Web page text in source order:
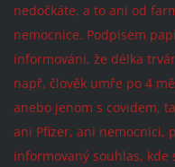
nedočkáte, a to ani od
nemocnice. Podpisem
informováni, že délka
např. člověk umře po 4
anebo jenom s covidem,
ani Pfizer, ani nemocnici,
informovaný souhlas, kde